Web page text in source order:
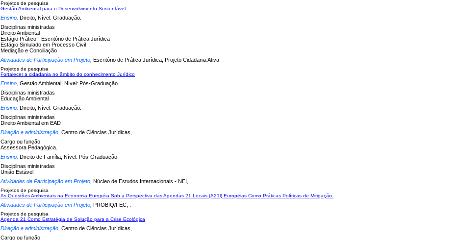
Projetos de pesquisa
Gestão Ambiental para o Desenvolvimento Sustentável
Ensino, Direito, Nível: Graduação.
Disciplinas ministradas
Direito Ambiental
Estágio Prático - Escritório de Prática Jurídica
Estágio Simulado em Processo Civil
Mediação e Conciliação
Atividades de Participação em Projeto, Escritório de Prática Jurídica, Projeto Cidadania Ativa.
Projetos de pesquisa
Fortalecer a cidadania no âmbito do conhecimento Jurídico
Ensino, Gestão Ambiental, Nível: Pós-Graduação.
Disciplinas ministradas
Educação Ambiental
Ensino, Direito, Nível: Graduação.
Disciplinas ministradas
Direito Ambiental em EAD
Direção e administração, Centro de Ciências Jurídicas, .
Cargo ou função
Assessora Pedagógica.
Ensino, Direito de Família, Nível: Pós-Graduação.
Disciplinas ministradas
União Estável
Atividades de Participação em Projeto, Núcleo de Estudos Internacionais - NEI, .
Projetos de pesquisa
As Questões Ambientais na Economia Européia Sob a Perspectiva das Agendas 21 Locais (A21l) Européias Como Práticas Políticas de Mitigação.
Atividades de Participação em Projeto, PROBIQ/FEC, .
Projetos de pesquisa
Agenda 21 Como Estratégia de Solução para a Crise Ecológica
Direção e administração, Centro de Ciências Jurídicas, .
Cargo ou função